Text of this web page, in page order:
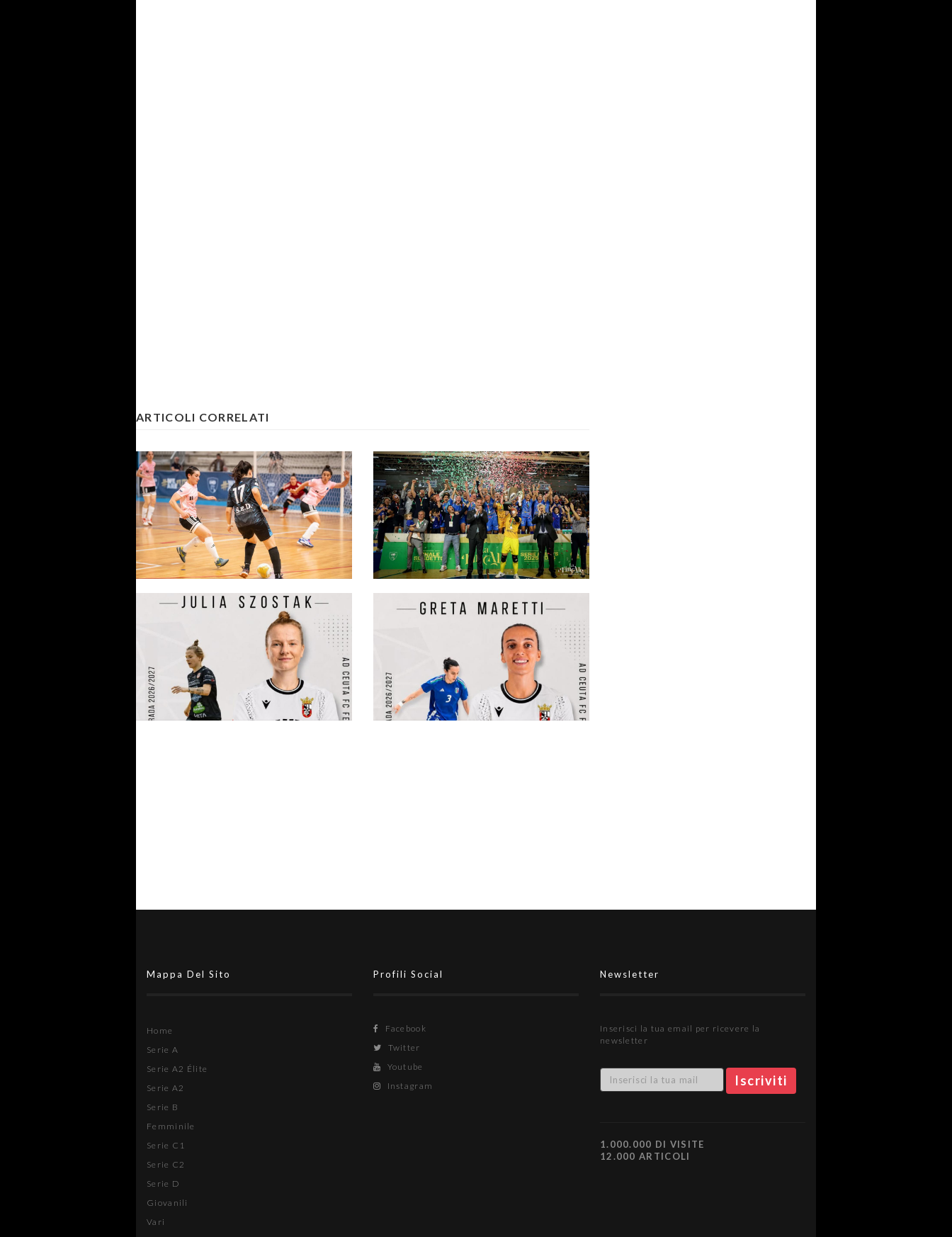
ARTICOLI CORRELATI
Serie B femminile 26-27, 39
compagini al via: le ripescate sono
6. Riecco la WFC
Serie A femminile 26-27, gotha
ancora a 12 squadre: in cima
(naturalmente) c’è il CMB
Mappa Del Sito
Home
Serie A
Serie A2 Élite
Serie A2
Serie B
Femminile
Serie C1
Serie C2
Serie D
Giovanili
Vari
Profili Social
Facebook
Twitter
Youtube
Instagram
Newsletter
Inserisci la tua email per ricevere la
newsletter
1.000.000 DI VISITE
12.000 ARTICOLI